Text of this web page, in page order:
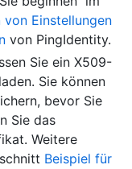
Einstellungen
von PingIdentity.
Sie ein X509-
Sie können
bevor Sie
Sie das
Weitere
Beispiel für